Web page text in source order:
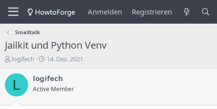
Anmelden Registrieren
Smalltalk
Jailkit und Python Venv
E
s
e
logifech
E
s
e
14. Dez. 2021
L logifech
Active Member